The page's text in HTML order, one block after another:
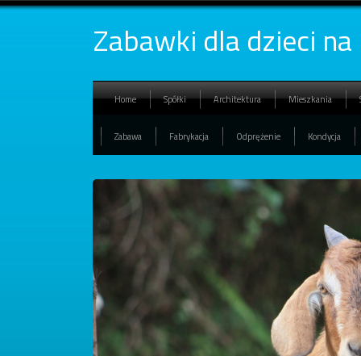
Zabawki dla dzieci
Home Spółki Architektura Mieszkania
Zabawa Fabrykacja Odprężenie Kondycja